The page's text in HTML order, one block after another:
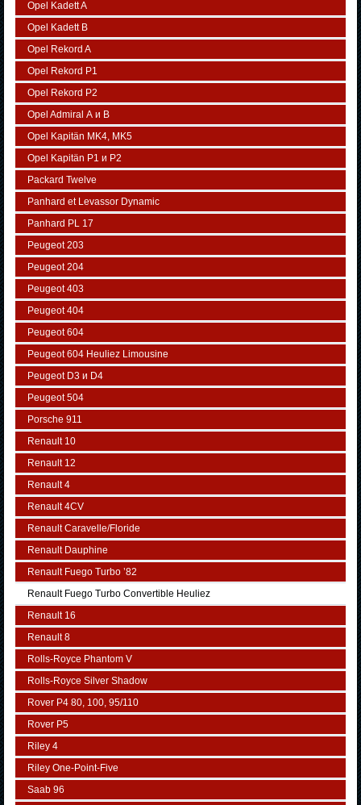
Opel Kadett A
Opel Kadett B
Opel Rekord A
Opel Rekord P1
Opel Rekord P2
Opel Admiral А и В
Opel Kapitän MK4, MK5
Opel Kapitän P1 и P2
Packard Twelve
Panhard et Levassor Dynamic
Panhard PL 17
Peugeot 203
Peugeot 204
Peugeot 403
Peugeot 404
Peugeot 604
Peugeot 604 Heuliez Limousine
Peugeot D3 и D4
Peugeot 504
Porsche 911
Renault 10
Renault 12
Renault 4
Renault 4CV
Renault Caravelle/Floride
Renault Dauphine
Renault Fuego Turbo ’82
Renault Fuego Turbo Convertible Heuliez
Renault 16
Renault 8
Rolls-Royce Phantom V
Rolls-Royce Silver Shadow
Rover P4 80, 100, 95/110
Rover P5
Riley 4
Riley One-Point-Five
Saab 96